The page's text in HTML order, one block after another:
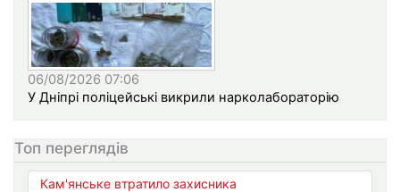
06/08/2026 07:06
У Дніпрі поліцейські викрили нарколабораторію
Топ переглядів
Кам'янське втратило захисника